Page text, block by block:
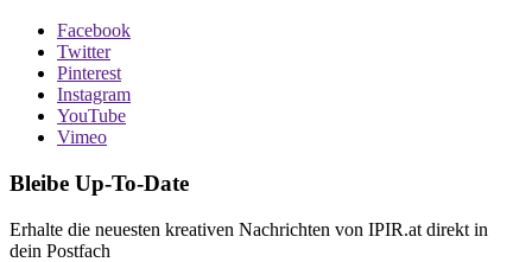
Facebook
Twitter
Pinterest
Instagram
YouTube
Vimeo
Bleibe Up-To-Date
Erhalte die neuesten kreativen Nachrichten von IPIR.at direkt in
dein Postfach